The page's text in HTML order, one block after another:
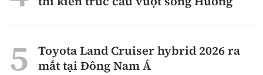
Toyota Land Cruiser hybrid 2026 ra
mắt tại Đông Nam Á